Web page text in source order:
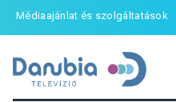
Médiaajánlat és szolgáltatások